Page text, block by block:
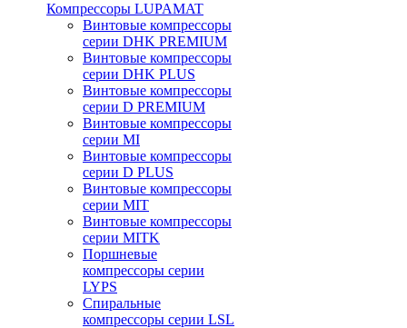
Компрессоры LUPAMAT
Винтовые компрессоры
серии DHK PREMIUM
Винтовые компрессоры
серии DHK PLUS
Винтовые компрессоры
серии D PREMIUM
Винтовые компрессоры
серии MI
Винтовые компрессоры
серии D PLUS
Винтовые компрессоры
серии MIT
Винтовые компрессоры
серии MITK
Поршневые
компрессоры серии
LYPS
Спиральные
компрессоры серии LSL